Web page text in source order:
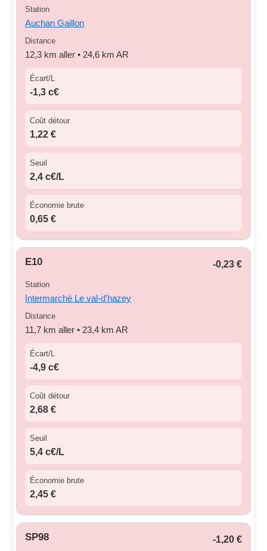
Station
Auchan Gaillon
Distance
12,3 km aller • 24,6 km AR
Écart/L
-1,3 c€
Coût détour
1,22 €
Seuil
2,4 c€/L
Économie brute
0,65 €
E10 -0,23 €
Station
Intermarché Le val-d'hazey
Distance
11,7 km aller • 23,4 km AR
Écart/L
-4,9 c€
Coût détour
2,68 €
Seuil
5,4 c€/L
Économie brute
2,45 €
SP98 -1,20 €